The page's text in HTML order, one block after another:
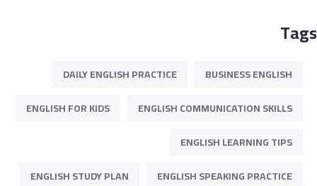
BUSINESS ENGLISH
DAILY ENGLISH PRACTICE
ENGLISH COMMUNICATION SKILLS
ENGLISH FOR KIDS
ENGLISH LEARNING TIPS
ENGLISH SPEAKING PRACTICE
ENGLISH STUDY PLAN